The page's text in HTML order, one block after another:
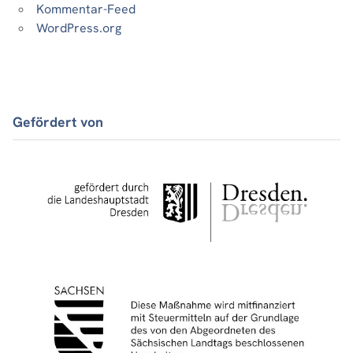
Kommentar-Feed
WordPress.org
Gefördert von